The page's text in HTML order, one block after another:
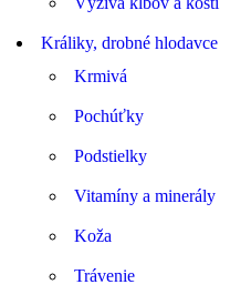
Králiky, drobné hlodavce
Krmivá
Pochúťky
Podstielky
Vitamíny a minerály
Koža
Trávenie